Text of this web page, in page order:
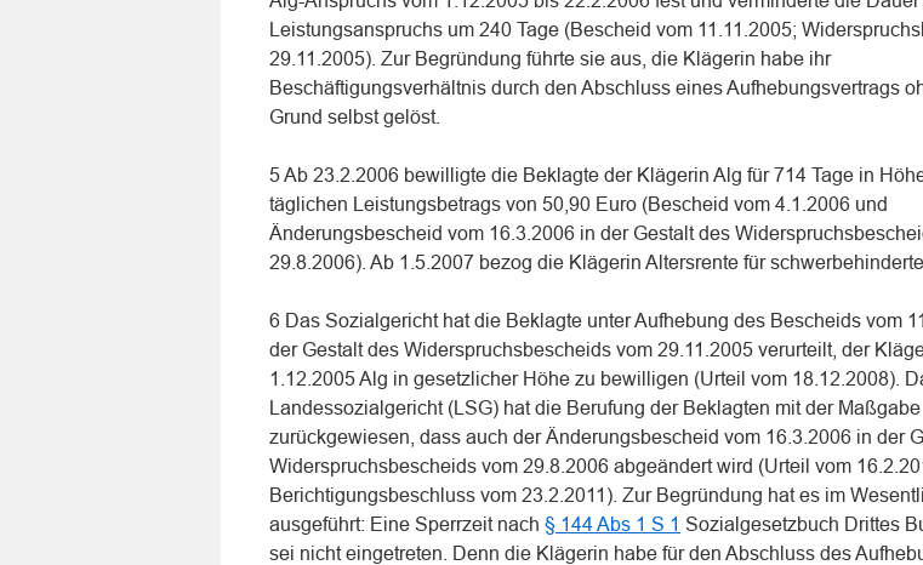
Leistungsanspruchs um 240 Tage (Bescheid vom 11.11.2005;
29.11.2005). Zur Begründung führte sie aus, die Klägerin habe ihr
Beschäftigungsverhältnis durch den Abschluss eines Aufhebungsvertrags
Grund selbst gelöst.
5 Ab 23.2.2006 bewilligte die Beklagte der Klägerin Alg für 714 Tage in
täglichen Leistungsbetrags von 50,90 Euro (Bescheid vom 4.1.2006 und
Änderungsbescheid vom 16.3.2006 in der Gestalt des
29.8.2006). Ab 1.5.2007 bezog die Klägerin Altersrente für
6 Das Sozialgericht hat die Beklagte unter Aufhebung des Bescheids vom
der Gestalt des Widerspruchsbescheids vom 29.11.2005 verurteilt, der
1.12.2005 Alg in gesetzlicher Höhe zu bewilligen (Urteil vom 18.12.2008).
Landessozialgericht (LSG) hat die Berufung der Beklagten mit der Maßgabe
zurückgewiesen, dass auch der Änderungsbescheid vom 16.3.2006 in der
Widerspruchsbescheids vom 29.8.2006 abgeändert wird (Urteil vom
Berichtigungsbeschluss vom 23.2.2011). Zur Begründung hat es im
ausgeführt: Eine Sperrzeit nach § 144 Abs 1 S 1 Sozialgesetzbuch Drittes
sei nicht eingetreten. Denn die Klägerin habe für den Abschluss des